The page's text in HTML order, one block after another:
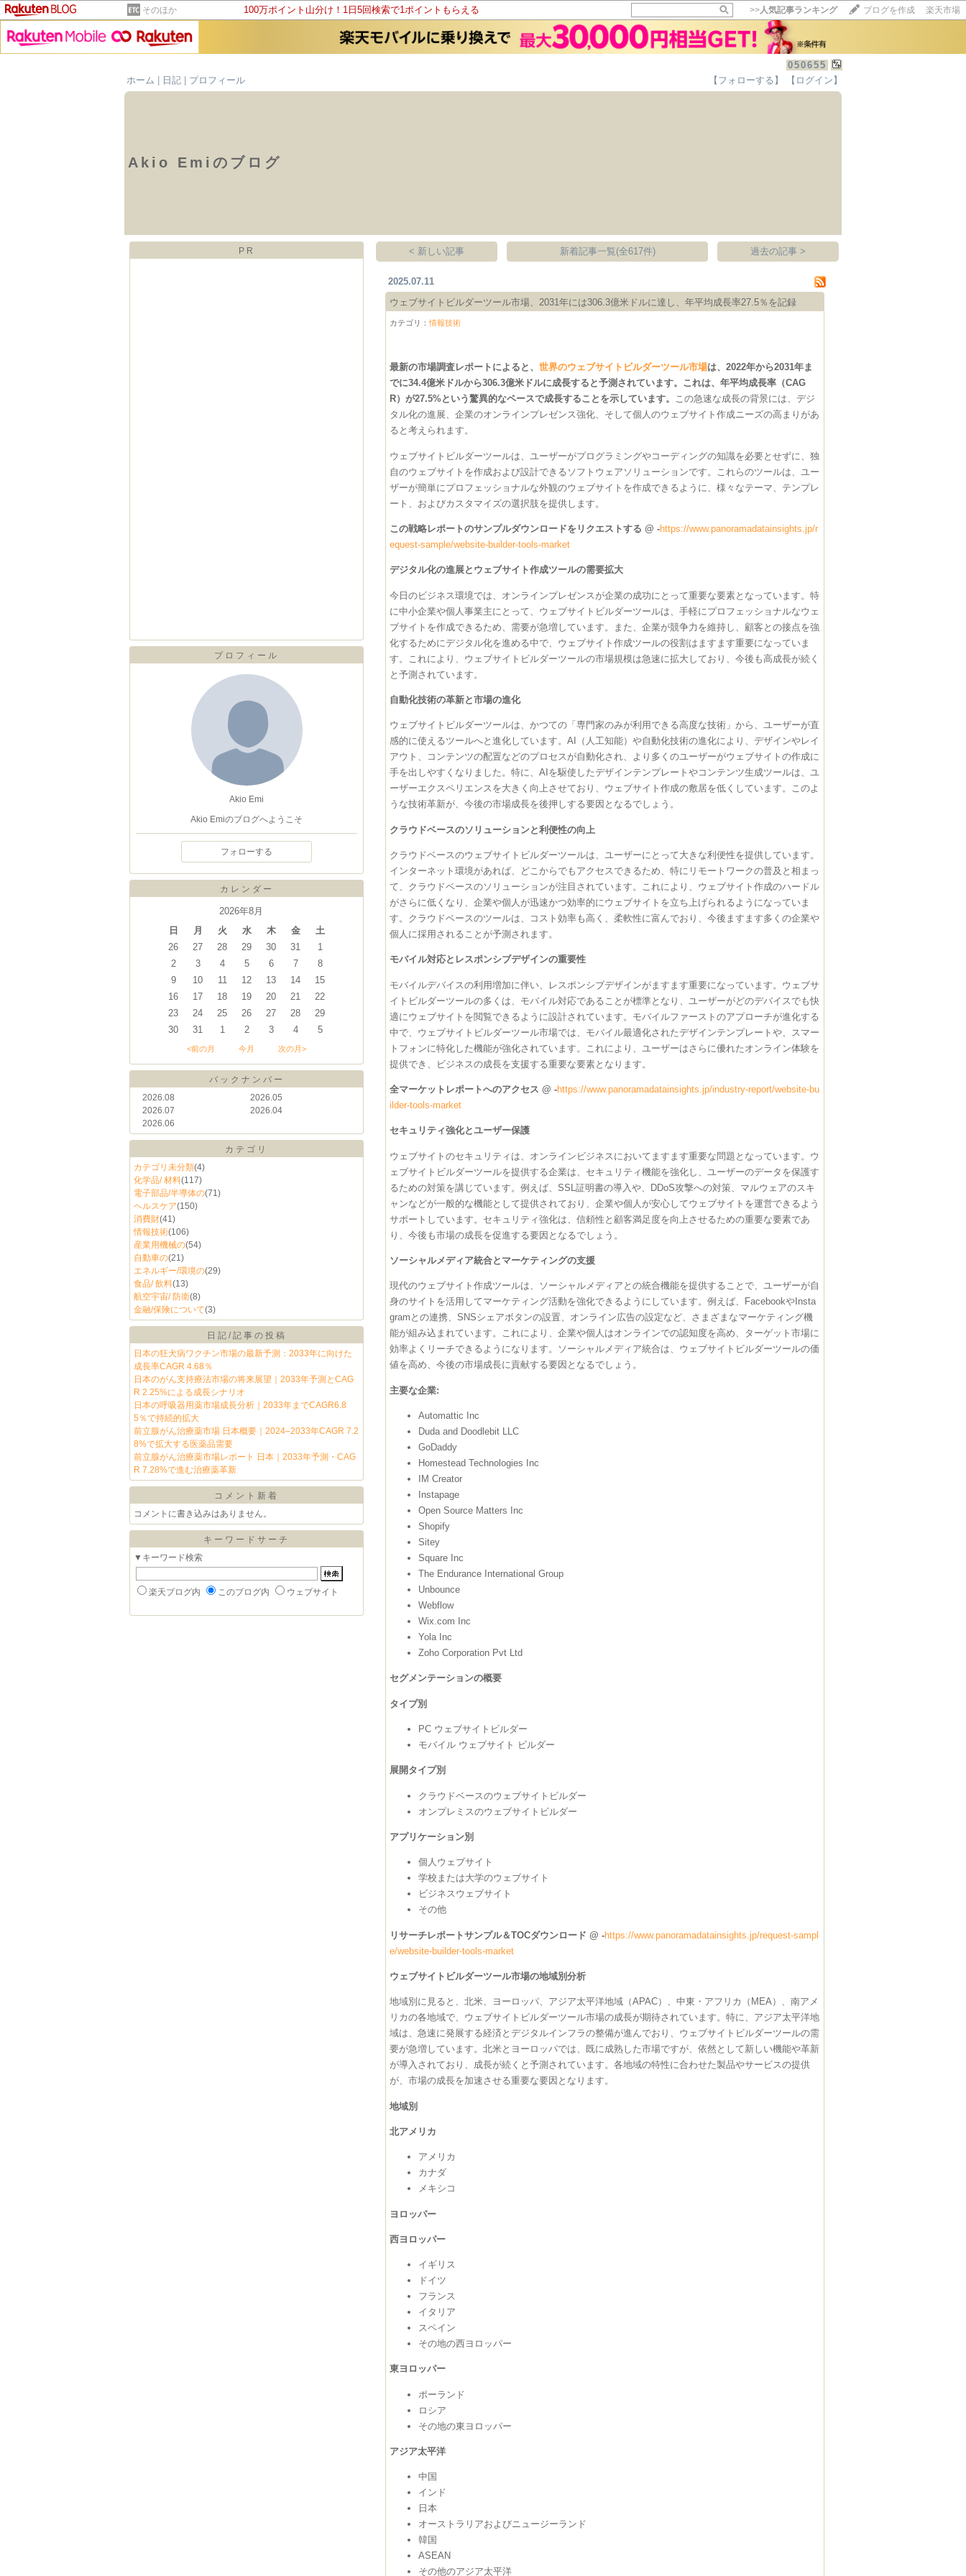
そのほか 100万ポイント山分け！1日5回検索で1ポイントもらえる >>人気記事ランキング ブログを作成 楽天市場
050655
ホーム
日記 プロフィール 【フォローする】 【ログイン】
Akio Emiのブログ
PR
プロフィール
Akio Emi
Akio Emiのブログへようこそ
フォローする
カレンダー
2026年8月
日
月 火 水 木 金
土
26
27 28 29 30 31
1
2
3 4 5 6 7
8
9
10 11 12 13 14
15
16
17 18 19 20 21
22
23
24 25 26 27 28
29
30
31 1 2 3 4 5
<前の月 今月 次の月>
バックナンバー
2026.08
2026.07
2026.06
2026.05
2026.04
カテゴリ
カテゴリ未分類(4)
化学品/ 材料(117)
電子部品/半導体の(71)
ヘルスケア(150)
消費財(41)
情報技術(106)
産業用機械の(54)
自動車の(21)
エネルギー/環境の(29)
食品/ 飲料(13)
航空宇宙/ 防衛(8)
金融/保険について(3)
日記/記事の投稿
日本の狂犬病ワクチン市場の最新予測：2033年に向けた
成長率CAGR 4.68％
日本のがん支持療法市場の将来展望｜2033年予測とCAG
R 2.25%による成長シナリオ
日本の呼吸器用薬市場成長分析｜2033年までCAGR6.8
5％で持続的拡大
前立腺がん治療薬市場 日本概要｜2024–2033年CAGR 7.2
8%で拡大する医薬品需要
前立腺がん治療薬市場レポート 日本｜2033年予測・CAG
R 7.28%で進む治療薬革新
コメント新着
コメントに書き込みはありません。
キーワードサーチ
▼キーワード検索
楽天ブログ内 このブログ内 ウェブサイト
< 新しい記事 新着記事一覧(全617件) 過去の記事 >
2025.07.11
ウェブサイトビルダーツール市場、2031年には306.3億米ドルに達し、年平均成長率27.5％を記録
カテゴリ：情報技術
最新の市場調査レポートによると、世界のウェブサイトビルダーツール市場は、2022年から2031年ま
でに34.4億米ドルから306.3億米ドルに成長すると予測されています。これは、年平均成長率（CAG
R）が27.5%という驚異的なペースで成長することを示しています。 この急速な成長の背景には、デジ
タル化の進展、企業のオンラインプレゼンス強化、そして個人のウェブサイト作成ニーズの高まりがあ
ると考えられます。
ウェブサイトビルダーツールは、ユーザーがプログラミングやコーディングの知識を必要とせずに、独
自のウェブサイトを作成および設計できるソフトウェアソリューションです。これらのツールは、ユー
ザーが簡単にプロフェッショナルな外観のウェブサイトを作成できるように、様々なテーマ、テンプレ
ート、およびカスタマイズの選択肢を提供します。
この戦略レポートのサンプルダウンロードをリクエストする @ -https://www.panoramadatainsights.jp/r
equest-sample/website-builder-tools-market
デジタル化の進展とウェブサイト作成ツールの需要拡大
今日のビジネス環境では、オンラインプレゼンスが企業の成功にとって重要な要素となっています。特
に中小企業や個人事業主にとって、ウェブサイトビルダーツールは、手軽にプロフェッショナルなウェ
ブサイトを作成できるため、需要が急増しています。また、企業が競争力を維持し、顧客との接点を強
化するためにデジタル化を進める中で、ウェブサイト作成ツールの役割はますます重要になっていま
す。これにより、ウェブサイトビルダーツールの市場規模は急速に拡大しており、今後も高成長が続く
と予測されています。
自動化技術の革新と市場の進化
ウェブサイトビルダーツールは、かつての「専門家のみが利用できる高度な技術」から、ユーザーが直
感的に使えるツールへと進化しています。AI（人工知能）や自動化技術の進化により、デザインやレイ
アウト、コンテンツの配置などのプロセスが自動化され、より多くのユーザーがウェブサイトの作成に
手を出しやすくなりました。特に、AIを駆使したデザインテンプレートやコンテンツ生成ツールは、ユ
ーザーエクスペリエンスを大きく向上させており、ウェブサイト作成の敷居を低くしています。このよ
うな技術革新が、今後の市場成長を後押しする要因となるでしょう。
クラウドベースのソリューションと利便性の向上
クラウドベースのウェブサイトビルダーツールは、ユーザーにとって大きな利便性を提供しています。
インターネット環境があれば、どこからでもアクセスできるため、特にリモートワークの普及と相まっ
て、クラウドベースのソリューションが注目されています。これにより、ウェブサイト作成のハードル
がさらに低くなり、企業や個人が迅速かつ効率的にウェブサイトを立ち上げられるようになっていま
す。クラウドベースのツールは、コスト効率も高く、柔軟性に富んでおり、今後ますます多くの企業や
個人に採用されることが予測されます。
モバイル対応とレスポンシブデザインの重要性
モバイルデバイスの利用増加に伴い、レスポンシブデザインがますます重要になっています。ウェブサ
イトビルダーツールの多くは、モバイル対応であることが標準となり、ユーザーがどのデバイスでも快
適にウェブサイトを閲覧できるように設計されています。モバイルファーストのアプローチが進化する
中で、ウェブサイトビルダーツール市場では、モバイル最適化されたデザインテンプレートや、スマー
トフォンに特化した機能が強化されています。これにより、ユーザーはさらに優れたオンライン体験を
提供でき、ビジネスの成長を支援する重要な要素となります。
全マーケットレポートへのアクセス @ -https://www.panoramadatainsights.jp/industry-report/website-bu
ilder-tools-market
セキュリティ強化とユーザー保護
ウェブサイトのセキュリティは、オンラインビジネスにおいてますます重要な問題となっています。ウ
ェブサイトビルダーツールを提供する企業は、セキュリティ機能を強化し、ユーザーのデータを保護す
るための対策を講じています。例えば、SSL証明書の導入や、DDoS攻撃への対策、マルウェアのスキ
ャンなどが一般的な機能として提供されており、企業や個人が安心してウェブサイトを運営できるよう
サポートしています。セキュリティ強化は、信頼性と顧客満足度を向上させるための重要な要素であ
り、今後も市場の成長を促進する要因となるでしょう。
ソーシャルメディア統合とマーケティングの支援
現代のウェブサイト作成ツールは、ソーシャルメディアとの統合機能を提供することで、ユーザーが自
身のサイトを活用してマーケティング活動を強化できるようにしています。例えば、FacebookやInsta
gramとの連携、SNSシェアボタンの設置、オンライン広告の設定など、さまざまなマーケティング機
能が組み込まれています。これにより、企業や個人はオンラインでの認知度を高め、ターゲット市場に
効率よくリーチできるようになります。ソーシャルメディア統合は、ウェブサイトビルダーツールの価
値を高め、今後の市場成長に貢献する要因となるでしょう。
主要な企業:
Automattic Inc
Duda and Doodlebit LLC
GoDaddy
Homestead Technologies Inc
IM Creator
Instapage
Open Source Matters Inc
Shopify
Sitey
Square Inc
The Endurance International Group
Unbounce
Webflow
Wix.com Inc
Yola Inc
Zoho Corporation Pvt Ltd
セグメンテーションの概要
タイプ別
PC ウェブサイトビルダー
モバイル ウェブサイト ビルダー
展開タイプ別
クラウドベースのウェブサイトビルダー
オンプレミスのウェブサイトビルダー
アプリケーション別
個人ウェブサイト
学校または大学のウェブサイト
ビジネスウェブサイト
その他
リサーチレポートサンプル＆TOCダウンロード @ -https://www.panoramadatainsights.jp/request-sampl
e/website-builder-tools-market
ウェブサイトビルダーツール市場の地域別分析
地域別に見ると、北米、ヨーロッパ、アジア太平洋地域（APAC）、中東・アフリカ（MEA）、南アメ
リカの各地域で、ウェブサイトビルダーツール市場の成長が期待されています。特に、アジア太平洋地
域は、急速に発展する経済とデジタルインフラの整備が進んでおり、ウェブサイトビルダーツールの需
要が急増しています。北米とヨーロッパでは、既に成熟した市場ですが、依然として新しい機能や革新
が導入されており、成長が続くと予測されています。各地域の特性に合わせた製品やサービスの提供
が、市場の成長を加速させる重要な要因となります。
地域別
北アメリカ
アメリカ
カナダ
メキシコ
ヨロッパー
西ヨロッパー
イギリス
ドイツ
フランス
イタリア
スペイン
その地の西ヨロッパー
東ヨロッパー
ポーランド
ロシア
その地の東ヨロッパー
アジア太平洋
中国
インド
日本
オーストラリアおよびニュージーランド
韓国
ASEAN
その他のアジア太平洋